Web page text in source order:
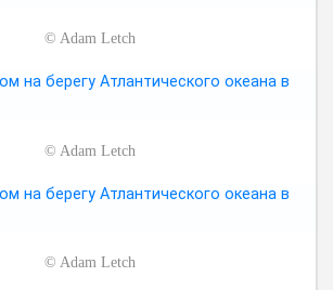
© Adam Letch
© Adam Letch
© Adam Letch